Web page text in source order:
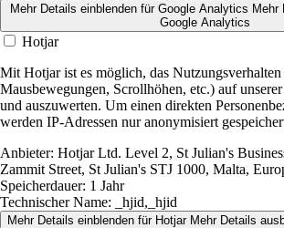
Mehr Details einblendenfür Google Analytics Mehr
Google Analytics
Hotjar
Mit Hotjar ist es möglich, das
Mausbewegungen, Scrollhöhen, etc.) auf unserer
und auszuwerten. Um einen direkten
werden IP-Adressen nur anonymisiert
Anbieter: Hotjar Ltd. Level 2, St Julian's
Zammit Street, St Julian's STJ 1000, Malta,
Speicherdauer: 1 Jahr
Technischer Name: _hjid,_hjid
Mehr Details einblenden für Hotjar Mehr Details